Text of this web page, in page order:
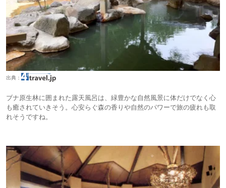
出典：
ブナ原生林に囲まれた露天風呂は、緑豊かな自然風景に体だけでなく心
も癒されていきそう。心安らぐ森の香りや自然のパワーで旅の疲れも取
れそうですね。